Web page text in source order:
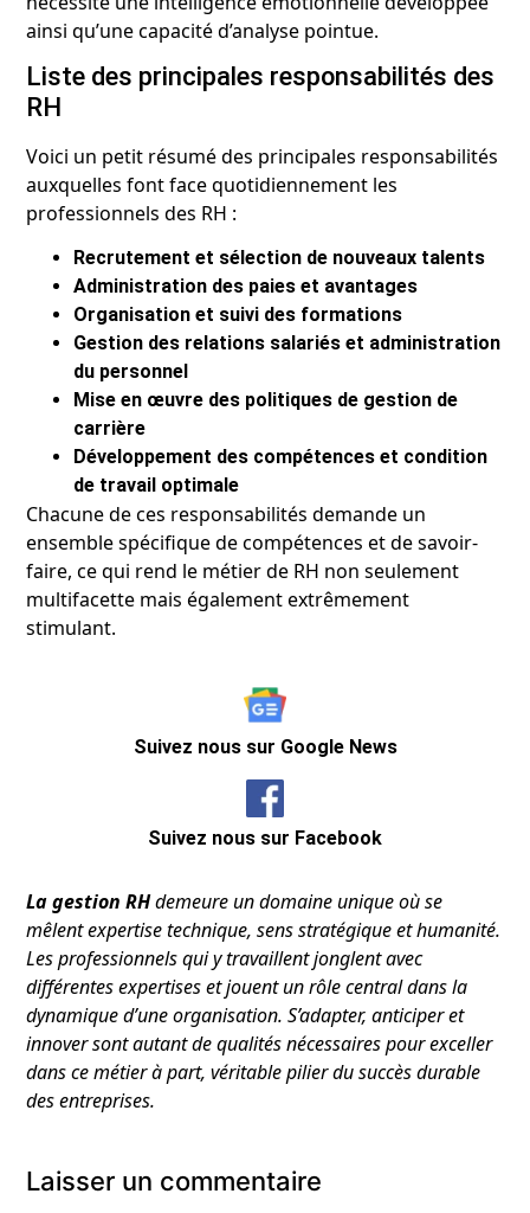
ainsi qu’une capacité d’analyse pointue.
Liste des principales responsabilités des
RH
Voici un petit résumé des principales responsabilités
auxquelles font face quotidiennement les
professionnels des RH :
Recrutement et sélection de nouveaux talents
Administration des paies et avantages
Organisation et suivi des formations
Gestion des relations salariés et administration
du personnel
Mise en œuvre des politiques de gestion de
carrière
Développement des compétences et condition
de travail optimale
Chacune de ces responsabilités demande un
ensemble spécifique de compétences et de savoir-
faire, ce qui rend le métier de RH non seulement
multifacette mais également extrêmement
stimulant.
Suivez nous sur Google News
Suivez nous sur Facebook
La gestion RHdemeure un domaine unique où se
mêlent expertise technique, sens stratégique et humanité.
Les professionnels qui y travaillent jonglent avec
différentes expertises et jouent un rôle central dans la
dynamique d’une organisation. S’adapter, anticiper et
innover sont autant de qualités nécessaires pour exceller
dans ce métier à part, véritable pilier du succès durable
des entreprises.
Laisser un commentaire